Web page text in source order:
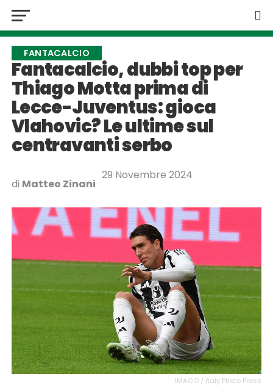
FANTACALCIO
Fantacalcio, dubbi top per
Thiago Motta prima di
Lecce-Juventus: gioca
Vlahovic? Le ultime sul
centravanti serbo
di Matteo Zinani
29 Novembre 2024
IMAGO / Italy Photo Press